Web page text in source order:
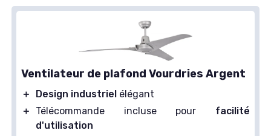
Ventilateur de plafond Vourdries Argent
＋ Design industriel élégant
＋
Télécommande incluse pour facilité
d'utilisation